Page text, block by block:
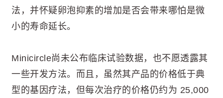
法，并怀疑卵泡抑素的增加是否会带来哪怕是微
小的寿命延长。
Minicircle尚未公布临床试验数据，也不愿透露其
一些开发方法。而且，虽然其产品的价格低于典
型的基因疗法，但每次治疗的价格仍约为 25,000